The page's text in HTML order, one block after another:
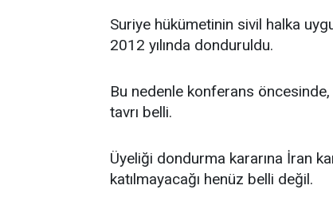
Suriye hükümetinin sivil halka
2012 yılında donduruldu.
Bu nedenle konferans
tavrı belli.
Üyeliği dondurma kararına İran
katılmayacağı henüz belli değil.